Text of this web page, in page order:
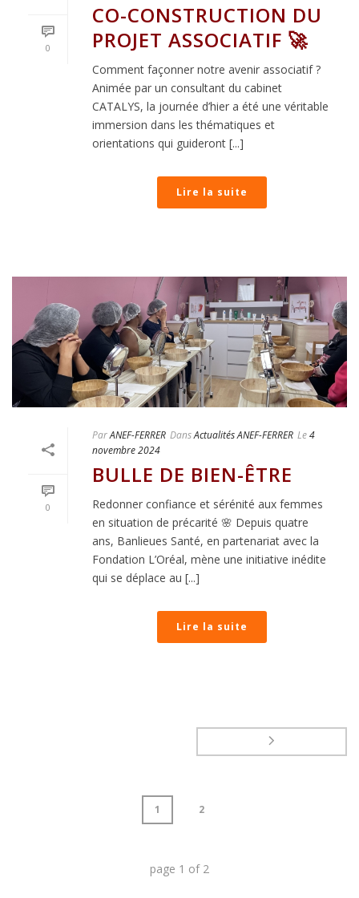
0
CO-CONSTRUCTION DU
PROJET ASSOCIATIF 🚀
Comment façonner notre avenir associatif ?
Animée par un consultant du cabinet
CATALYS, la journée d’hier a été une véritable
immersion dans les thématiques et
orientations qui guideront [...]
Lire la suite
0
ParANEF-FERRER DansActualités ANEF-FERRER Le4
novembre 2024
BULLE DE BIEN-ÊTRE
Redonner confiance et sérénité aux femmes
en situation de précarité 🌸 Depuis quatre
ans, Banlieues Santé, en partenariat avec la
Fondation L’Oréal, mène une initiative inédite
qui se déplace au [...]
Lire la suite
1 2
page 1 of 2